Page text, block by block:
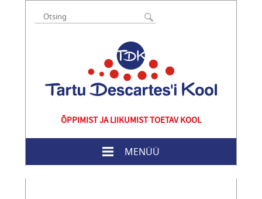
ÕPPIMIST JA LIIKUMIST TOETAV KOOL
MENÜÜ